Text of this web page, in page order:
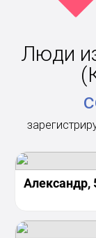
Люди
Александр,